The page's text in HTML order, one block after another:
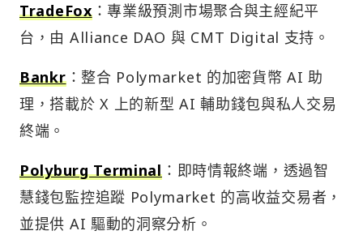
TradeFox：專業級預測市場聚合與主經紀平
台，由 Alliance DAO 與 CMT Digital 支持。
Bankr：整合 Polymarket 的加密貨幣 AI 助
理，搭載於 X 上的新型 AI 輔助錢包與私人交易
終端。
Polyburg Terminal：即時情報終端，透過智
慧錢包監控追蹤 Polymarket 的高收益交易者，
並提供 AI 驅動的洞察分析。